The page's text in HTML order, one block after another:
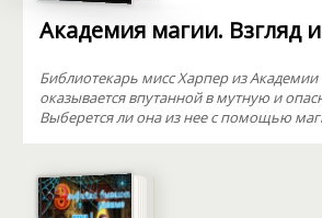
Академия магии. Взгляд
Библиотекарь мисс Харпер из
оказывается впутанной в мутную и
Выберется ли она из нее с помощью